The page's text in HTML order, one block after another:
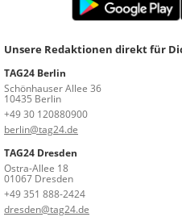
Unsere Redaktionen direkt für
TAG24 Berlin
Schönhauser Allee 36
10435 Berlin
+49 30 120880900
berlin@tag24.de
TAG24 Dresden
Ostra-Allee 18
01067 Dresden
+49 351 888-2424
dresden@tag24.de